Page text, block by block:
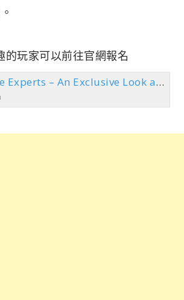
的玩家可以前往官網報名
Look at Partner Products: A Showcase of The New AM5 Motherboards